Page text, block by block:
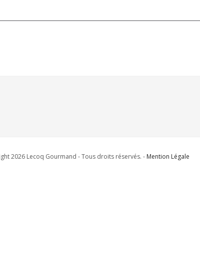
2026 Lecoq Gourmand - Tous droits réservés. - Mention Légale